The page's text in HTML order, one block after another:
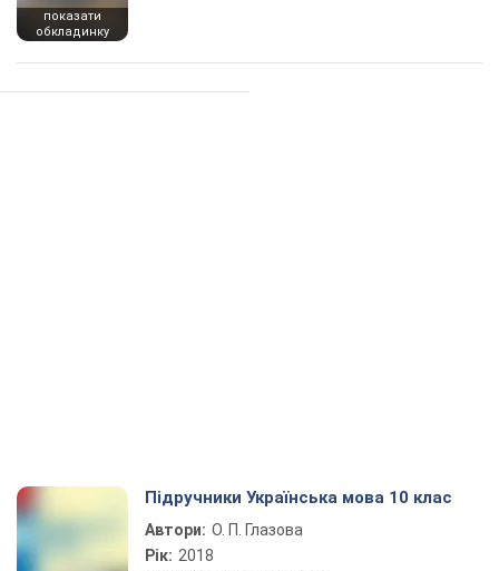
показати
обкладинку
Підручники Українська мова 10 клас
Автори: О. П. Глазова
Рік: 2018